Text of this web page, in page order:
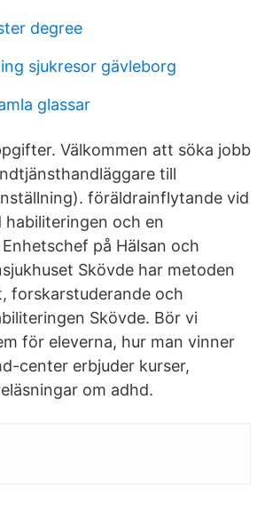
degree
sjukresor gävleborg
glassar
Välkommen att söka jobb
till
föräldrainflytande vid
habiliteringen och en
på Hälsan och
Skövde har metoden
forskarstuderande och
Skövde. Bör vi
för eleverna, hur man vinner
center erbjuder kurser,
om adhd.